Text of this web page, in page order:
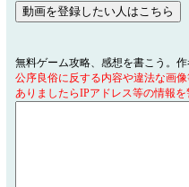
無料ゲーム攻略、感想を書こう。作
公序良俗に反する内容や違法な画
ありましたらIPアドレス等の情報